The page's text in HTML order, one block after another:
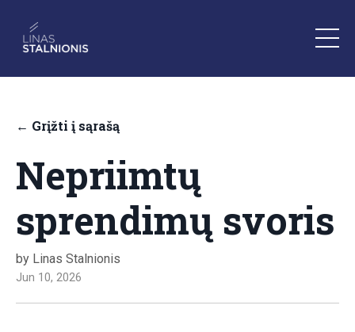
← Grįžti į sąrašą
Nepriimtų
sprendimų svoris
by Linas Stalnionis
Jun 10, 2026